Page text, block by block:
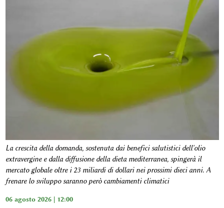
La crescita della domanda, sostenuta dai benefici salutistici dell'olio
extravergine e dalla diffusione della dieta mediterranea, spingerà il
mercato globale oltre i 23 miliardi di dollari nei prossimi dieci anni. A
frenare lo sviluppo saranno però cambiamenti climatici
06 agosto 2026 | 12:00